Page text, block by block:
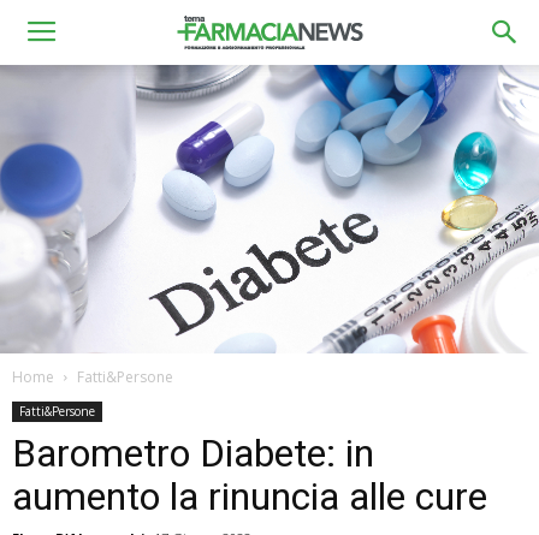
Home Fatti&Persone
Fatti&Persone
Barometro Diabete: in
aumento la rinuncia alle cure